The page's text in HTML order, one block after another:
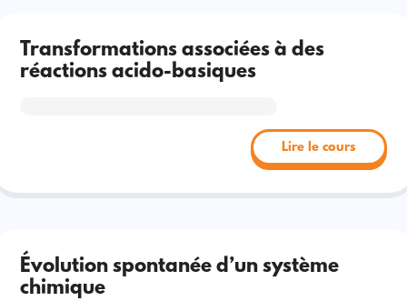
Transformations associées à des
réactions acido-basiques
Lire le cours
Évolution spontanée d’un système
chimique